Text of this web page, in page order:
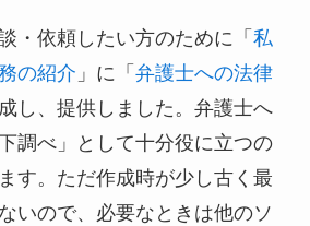
・依頼したい方のために「 私
の紹介 」に「 弁護士への法律
し、提供しました。弁護士へ
調べ」として十分役に立つの
す。ただ作成時が少し古く最
いので、必要なときは他のソ